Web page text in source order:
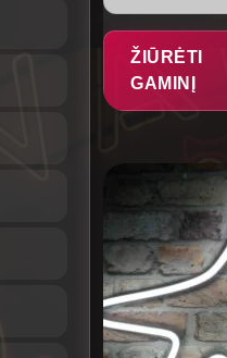
ŽIŪRĖTI
GAMINĮ